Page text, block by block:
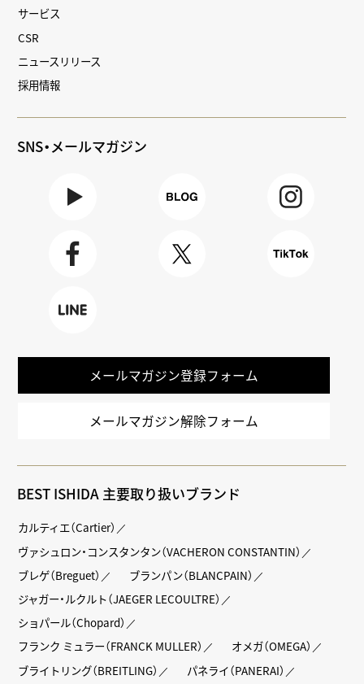
サービス
CSR
ニュースリリース
採用情報
SNS・メールマガジン
メールマガジン登録フォーム
メールマガジン解除フォーム
BEST ISHIDA 主要取り扱いブランド
カルティエ（Cartier）
ヴァシュロン・コンスタンタン（VACHERON CONSTANTIN）
ブレゲ（Breguet）
ブランパン（BLANCPAIN）
ジャガー・ルクルト（JAEGER LECOULTRE）
ショパール（Chopard）
フランク ミュラー（FRANCK MULLER）
オメガ（OMEGA）
ブライトリング（BREITLING）
パネライ（PANERAI）